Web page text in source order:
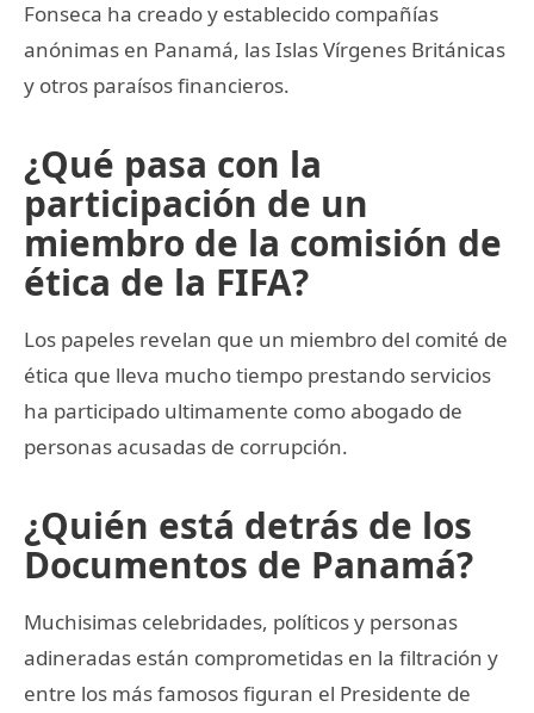
Fonseca ha creado y establecido compañías
anónimas en Panamá, las Islas Vírgenes Británicas
y otros paraísos financieros.
¿Qué pasa con la
participación de un
miembro de la comisión de
ética de la FIFA?
Los papeles revelan que un miembro del comité de
ética que lleva mucho tiempo prestando servicios
ha participado ultimamente como abogado de
personas acusadas de corrupción.
¿Quién está detrás de los
Documentos de Panamá?
Muchisimas celebridades, políticos y personas
adineradas están comprometidas en la filtración y
entre los más famosos figuran el Presidente de